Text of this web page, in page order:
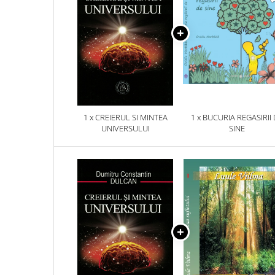
1 x CREIERUL SI MINTEA
UNIVERSULUI
1 x BUCURIA REGASIRII
SINE